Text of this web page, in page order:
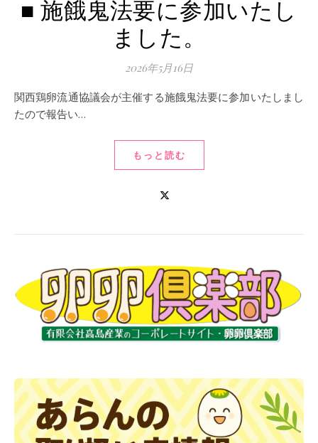
■ 施餓鬼法要に参加いたし
ました。
2026年5月16日
関西鶏卵流通協議会が主催する施餓鬼法要に参加いたしまし
たので報告い…
もっと読む